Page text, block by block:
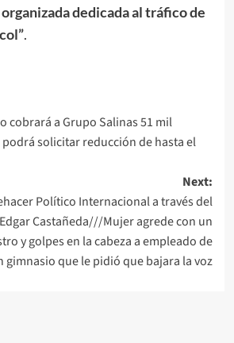
dedicada al tráfico de
.
cobrará a Grupo Salinas 51 mil
solicitar reducción de hasta el
Next:
Político Internacional a través del
Castañeda///Mujer agrede con un
y golpes en la cabeza a empleado de
gimnasio que le pidió que bajara la voz